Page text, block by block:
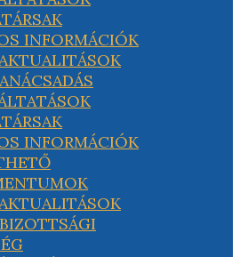
INFORMÁCIÓK
INFORMÁCIÓK